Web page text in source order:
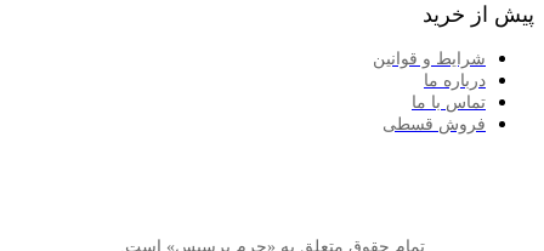
و قوانین
ما
با ما
قسطی
تمام حقوق متعلق به «چرم پرسیس» است.